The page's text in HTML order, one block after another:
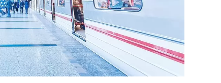
获得双线圈结构三分电磁铁……等
13项关于直流电磁铁、直流电磁制
动器、电磁阀的发明专利，16项新
型实用专利